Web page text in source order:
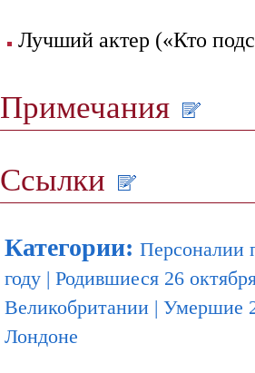
Лучший актер («Кто
Примечания
Ссылки
Категории: Персоналии
году | Родившиеся 26
Великобритании | Умершие
Лондоне